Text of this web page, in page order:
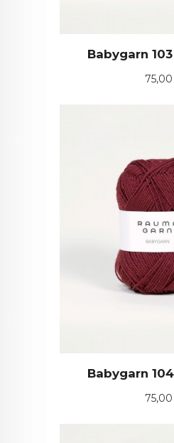
Babygarn
Pris
75,00
Babygarn
Pris
75,00